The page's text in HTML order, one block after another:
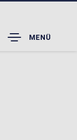
TOGGLE
DROPDOWN
MENÜ